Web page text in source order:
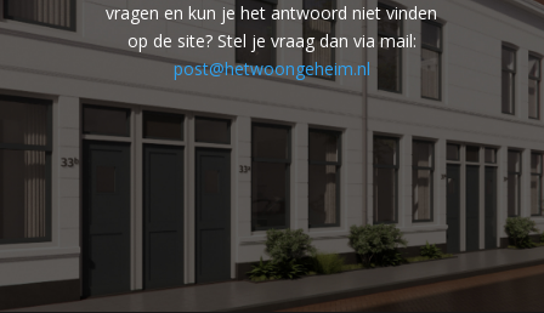
vragen en kun je het antwoord niet vinden
op de site? Stel je vraag dan via mail:
post@hetwoongeheim.nl